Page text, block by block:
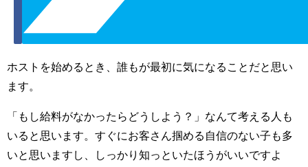
ホストを始めるとき、誰もが最初に気になることだと思い
ます。
「もし給料がなかったらどうしよう？」なんて考える人も
いると思います。すぐにお客さん掴める自信のない子も多
いと思いますし、しっかり知っといたほうがいいですよ